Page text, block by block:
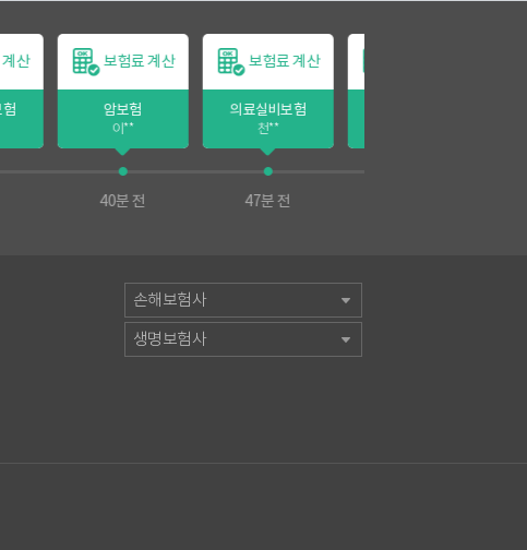
료 계산
험
보험료 계산
의료실비보험
천**
47분 전
보험료 계산
수술/입원비보험
심**
47분 전
손해보험사
생명보험사